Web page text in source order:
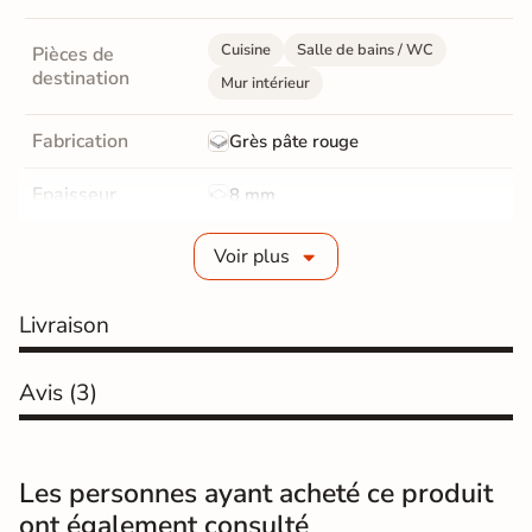
Pièces de
destination
Cuisine
Salle de bains / WC
Mur intérieur
Fabrication Grès pâte rouge
Epaisseur 8 mm
Non-rectifié
Surface Lisse
Résistant au Gel Non
Plancher
Voir plus
Livraison
Avis (3)
Les personnes ayant acheté ce produit